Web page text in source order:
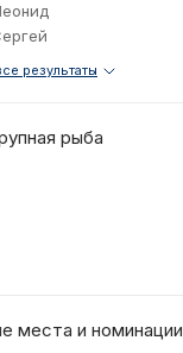
результаты
рыба
места и номинации